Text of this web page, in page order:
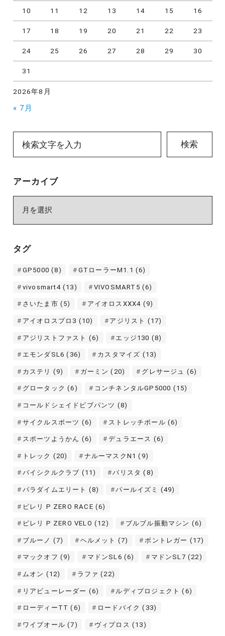
2026年8月
10 11 12 13 14 15 16
17 18 19 20 21 22 23
24 25 26 27 28 29 30
31
« 7月
検索
アーカイブ
ブ
タグ
GP5000 (8) GTローラーM1.1 (6)
vivosmart4(13) VIVOSMART5 (6)
さいたま市 (5) アイオロスXXX4 (9)
アイオロスプロ3 (10) アジリスト (17)
アジリストファスト (6) エッジ130 (8)
エモンダSL6 (36) カスタマイズ (13)
カステリ (9) ガーミン (20) グレサージュ (6)
グロータック (6) コンチネンタルGP5000 (15)
コールドシェイドビブパンツ (8)
サイクルスポーツ (6) ストレッチポール (6)
スポーツようかん (6) デュラエース (6)
トレック (20) ナルーマスクN1 (9)
バイシクルクラブ (11) バリスタ (8)
パラダイムエリート (8) パールイズミ (49)
ピレリ P ZERO RACE (6)
ピレリ P ZERO VELO (12) ブルブル振動マシン (6)
ブルーノ (7) ヘルメット (7) ボントレガー (17)
マックオフ (9) マドンSL6 (6) マドンSL7 (22)
ムオン (12) ラファ (22)
リアビューレーダー (6) ルディプロジェクト (6)
ローディーTT (6) ロードバイク (33)
ワイプオール (7) ヴィプロス (13)